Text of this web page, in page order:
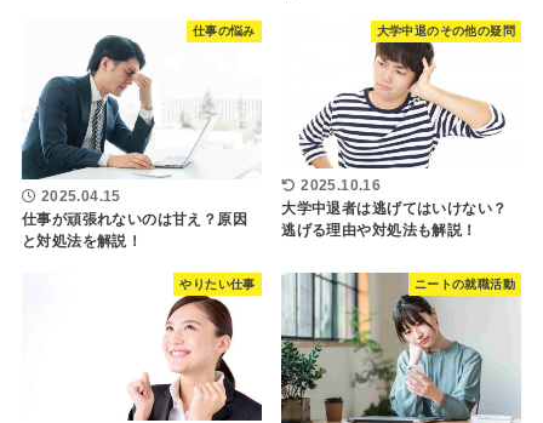
仕事の悩み
2025.04.15
仕事が頑張れないのは甘え？原因
と対処法を解説！
大学中退のその他の疑問
2025.10.16
大学中退者は逃げてはいけない？
逃げる理由や対処法も解説！
やりたい仕事 ニートの就職活動